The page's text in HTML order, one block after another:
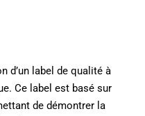
d’un label de qualité à
Ce label est basé sur
de démontrer la